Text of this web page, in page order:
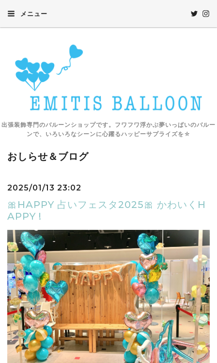
メニュー
出張装飾専門のバルーンショップです。フワフワ浮かぶ夢いっぱいのバルー
ンで、いろいろなシーンに心躍るハッピーサプライズを☆
おしらせ＆ブログ
2025/01/13 23:02
🎀HAPPY 占いフェスタ2025🎀 かわいくH
APPY !